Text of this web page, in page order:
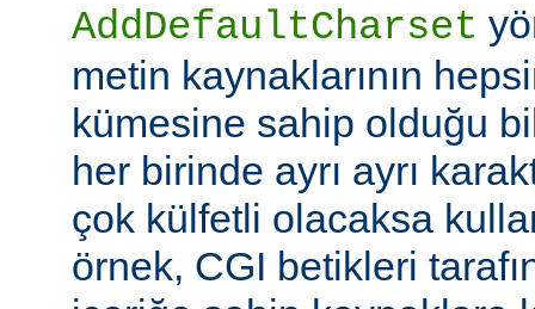
AddDefaultCharset
metin kaynaklarının
kümesine sahip olduğu
her birinde ayrı ayrı
çok külfetli olacaksa
örnek, CGI betikleri